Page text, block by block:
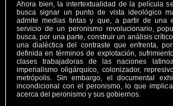
Ahora bien, la intertextualidad de la película
busca signar un punto de vista ideológico
admite medias tintas y que, a partir de una
servicio de un peronismo revolucionario,
busca, por una parte, construir un análisis
una dialéctica del contraste que enfrenta,
definida en términos de explotación,
clases trabajadoras de las naciones
imperialismo oligárquico, colonizador,
metrópolis. Sin embargo, el documental
incondicional con el peronismo, lo que
acerca del peronismo y sus gobiernos.